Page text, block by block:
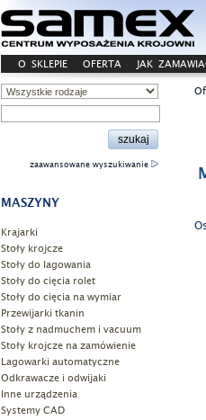
O SKLEPIE OFERTA JAK
zaawansowane wyszukiwanie
MASZYNY
Krajarki
Stoły krojcze
Stoły do lagowania
Stoły do cięcia rolet
Stoły do cięcia na wymiar
Przewijarki tkanin
Stoły z nadmuchem i vacuum
Stoły krojcze na zamówienie
Lagowarki automatyczne
Odkrawacze i odwijaki
Inne urządzenia
Systemy CAD